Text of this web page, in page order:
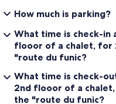
How much is parking?
What time is check-
flooor of a chalet, for
"route du funic?
What time is check-
2nd flooor of a
the "route du funic?